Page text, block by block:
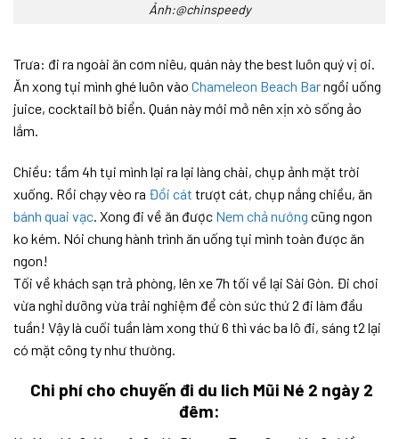
Ảnh:@chinspeedy
Trưa: đi ra ngoài ăn cơm niêu, quán này the best luôn quý vị ơi.
Ăn xong tụi mình ghé luôn vào Chameleon Beach Barngồi uống
juice, cocktail bờ biển. Quán này mới mở nên xịn xò sống ảo
lắm.
Chiều: tầm 4h tụi mình lại ra lại làng chài, chụp ảnh mặt trời
xuống. Rồi chạy vèo ra Đồi cát trượt cát, chụp nắng chiều, ăn
bánh quai vạc. Xong đi về ăn được Nem chả nướng cũng ngon
ko kém. Nói chung hành trình ăn uống tụi mình toàn được ăn
ngon!
Tối về khách sạn trả phòng, lên xe 7h tối về lại Sài Gòn. Đi chơi
vừa nghỉ dưỡng vừa trải nghiệm để còn sức thứ 2 đi làm đầu
tuần! Vậy là cuối tuần làm xong thứ 6 thì vác ba lô đi, sáng t2 lại
có mặt công ty như thường.
Chi phí cho chuyến đi du lich Mũi Né 2 ngày 2
đêm: